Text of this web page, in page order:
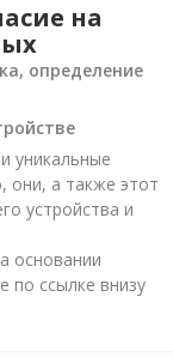
на
определение
уникальные
они, а также этот
устройства и
основании
по ссылке внизу